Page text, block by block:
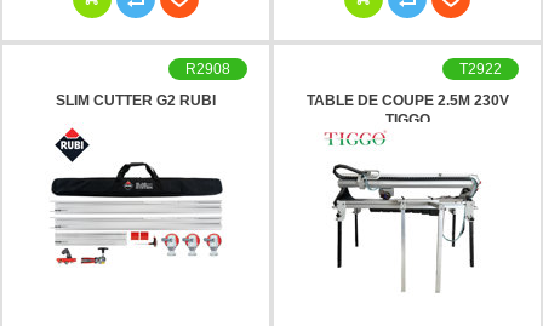
SLIM CUTTER G2 RUBI
R2908
TABLE DE COUPE 2.5M 230V
TIGGO
T2922